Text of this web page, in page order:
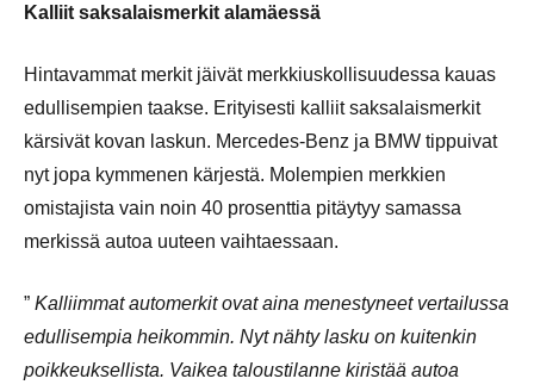
Kalliit saksalaismerkit alamäessä
Hintavammat merkit jäivät merkkiuskollisuudessa kauas
edullisempien taakse. Erityisesti kalliit saksalaismerkit
kärsivät kovan laskun. Mercedes-Benz ja BMW tippuivat
nyt jopa kymmenen kärjestä. Molempien merkkien
omistajista vain noin 40 prosenttia pitäytyy samassa
merkissä autoa uuteen vaihtaessaan.
” Kalliimmat automerkit ovat aina menestyneet vertailussa
edullisempia heikommin. Nyt nähty lasku on kuitenkin
poikkeuksellista. Vaikea taloustilanne kiristää autoa